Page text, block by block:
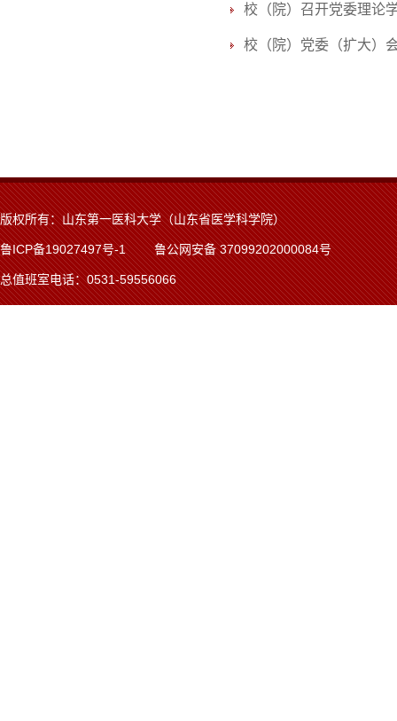
校（院）召开党委理论
校（院）党委（扩大）
版权所有：山东第一医科大学（山东省医学科学院）
鲁ICP备19027497号-1 鲁公网安备 37099202000084号
总值班室电话：0531-59556066